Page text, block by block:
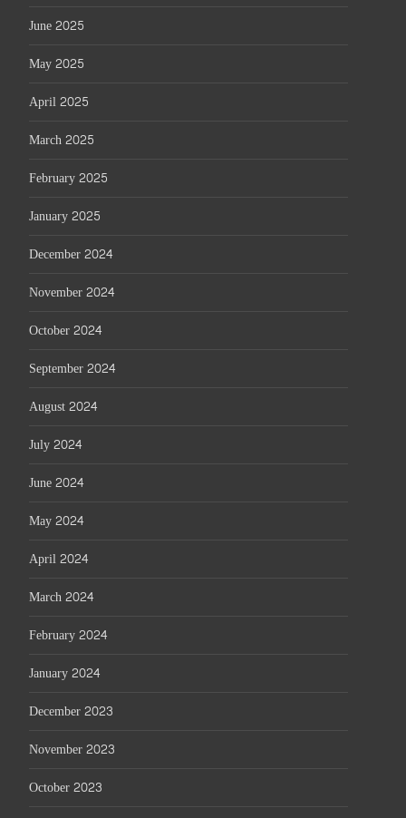
June 2025
May 2025
April 2025
March 2025
February 2025
January 2025
December 2024
November 2024
October 2024
September 2024
August 2024
July 2024
June 2024
May 2024
April 2024
March 2024
February 2024
January 2024
December 2023
November 2023
October 2023